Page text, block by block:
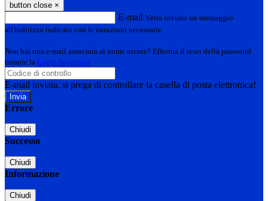
button close ×
E-mail Verrà inviato un messaggio
all'indirizzo indicato con le istruzioni necessarie.
Non hai una e-mail associata al nome utente? Effettua il reset della password
tramite la Login Spaggiari
E-mail inviata, si prega di controllare la casella di posta elettronica!
Errore
Chiudi
Successo
Chiudi
Informazione
Chiudi